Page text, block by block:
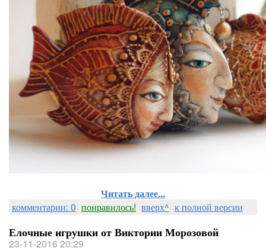
Читать далее...
комментарии: 0 понравилось! вверх^ к полной версии
Елочные игрушки от Виктории Морозовой
23-11-2016 20:29